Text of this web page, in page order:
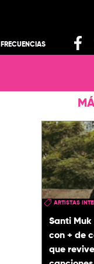
FRECUENCIAS
ARTISTAS
Santi
con + de
que